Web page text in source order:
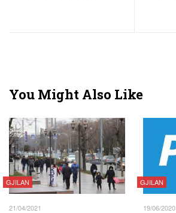
You Might Also Like
GJILAN
21/04/2021
GJILAN
19/06/2020